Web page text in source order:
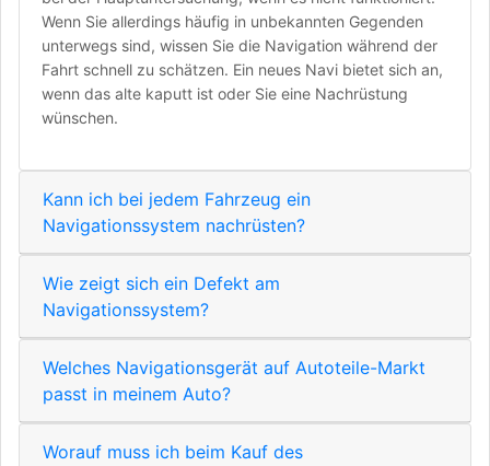
Wenn Sie allerdings häufig in unbekannten Gegenden
unterwegs sind, wissen Sie die Navigation während der
Fahrt schnell zu schätzen. Ein neues Navi bietet sich an,
wenn das alte kaputt ist oder Sie eine Nachrüstung
wünschen.
Kann ich bei jedem Fahrzeug ein
Navigationssystem nachrüsten?
Wie zeigt sich ein Defekt am
Navigationssystem?
Welches Navigationsgerät auf Autoteile-Markt
passt in meinem Auto?
Worauf muss ich beim Kauf des